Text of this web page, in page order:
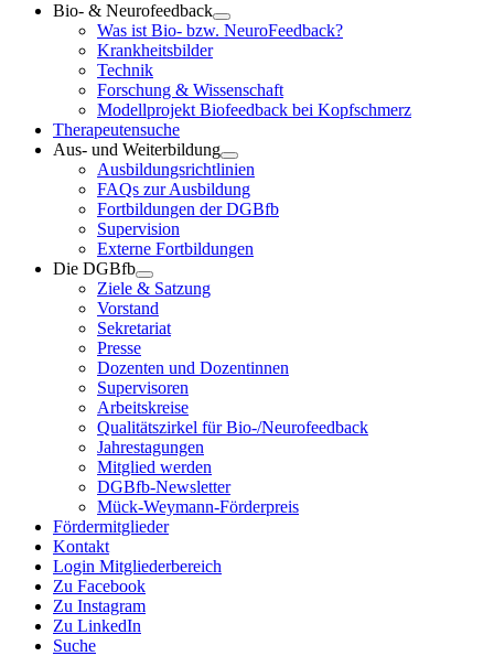
Bio- & Neurofeedback
Was ist Bio- bzw. NeuroFeedback?
Krankheitsbilder
Technik
Forschung & Wissenschaft
Modellprojekt Biofeedback bei Kopfschmerz
Therapeutensuche
Aus- und Weiterbildung
Ausbildungsrichtlinien
FAQs zur Ausbildung
Fortbildungen der DGBfb
Supervision
Externe Fortbildungen
Die DGBfb
Ziele & Satzung
Vorstand
Sekretariat
Presse
Dozenten und Dozentinnen
Supervisoren
Arbeitskreise
Qualitätszirkel für Bio-/Neurofeedback
Jahrestagungen
Mitglied werden
DGBfb-Newsletter
Mück-Weymann-Förderpreis
Fördermitglieder
Kontakt
Login Mitgliederbereich
Zu Facebook
Zu Instagram
Zu LinkedIn
Suche